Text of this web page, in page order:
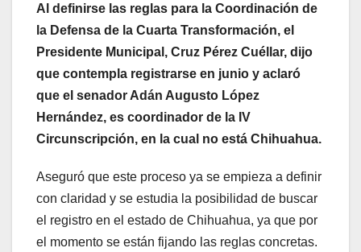
Al definirse las reglas para la Coordinación de
la Defensa de la Cuarta Transformación, el
Presidente Municipal, Cruz Pérez Cuéllar, dijo
que contempla registrarse en junio y aclaró
que el senador Adán Augusto López
Hernández, es coordinador de la IV
Circunscripción, en la cual no está Chihuahua.
Aseguró que este proceso ya se empieza a definir
con claridad y se estudia la posibilidad de buscar
el registro en el estado de Chihuahua, ya que por
el momento se están fijando las reglas concretas.